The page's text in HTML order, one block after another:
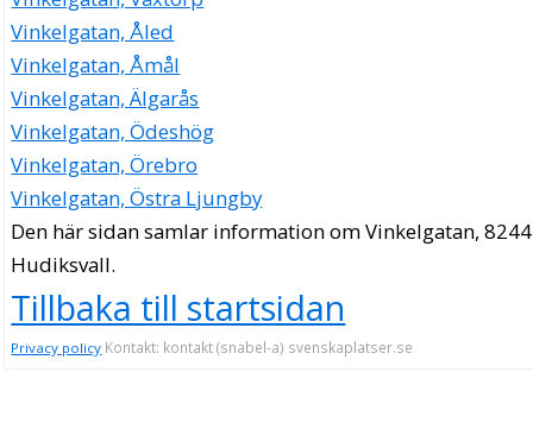
Vinkelgatan, Åled
Vinkelgatan, Åmål
Vinkelgatan, Älgarås
Vinkelgatan, Ödeshög
Vinkelgatan, Örebro
Vinkelgatan, Östra Ljungby
Den här sidan samlar information om Vinkelgatan,
Hudiksvall.
Tillbaka till startsidan
Privacy policy Kontakt: kontakt (snabel-a) svenskaplatser.se